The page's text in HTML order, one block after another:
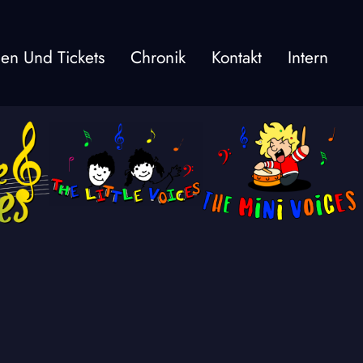
Und Tickets Chronik Kontakt Intern